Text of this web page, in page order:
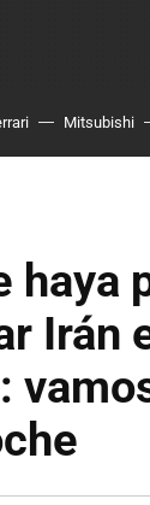
Mitsubishi
haya
Irán